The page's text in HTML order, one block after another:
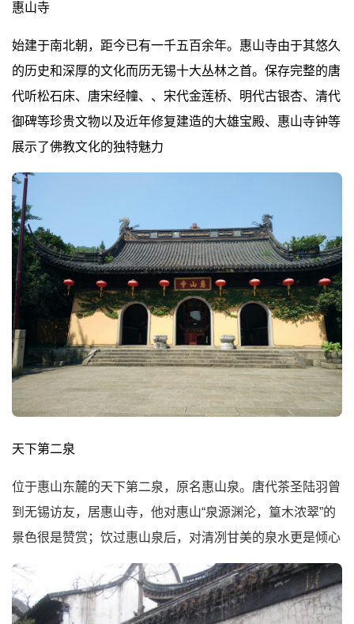
惠山寺
始建于南北朝，距今已有一千五百余年。惠山寺由于其悠久
的历史和深厚的文化而历无锡十大丛林之首。保存完整的唐
代听松石床、唐宋经幢、、宋代金莲桥、明代古银杏、清代
御碑等珍贵文物以及近年修复建造的大雄宝殿、惠山寺钟等
展示了佛教文化的独特魅力
天下第二泉
位于惠山东麓的天下第二泉，原名惠山泉。唐代茶圣陆羽曾
到无锡访友，居惠山寺，他对惠山“泉源渊沦，篁木浓翠”的
景色很是赞赏；饮过惠山泉后，对清冽甘美的泉水更是倾心